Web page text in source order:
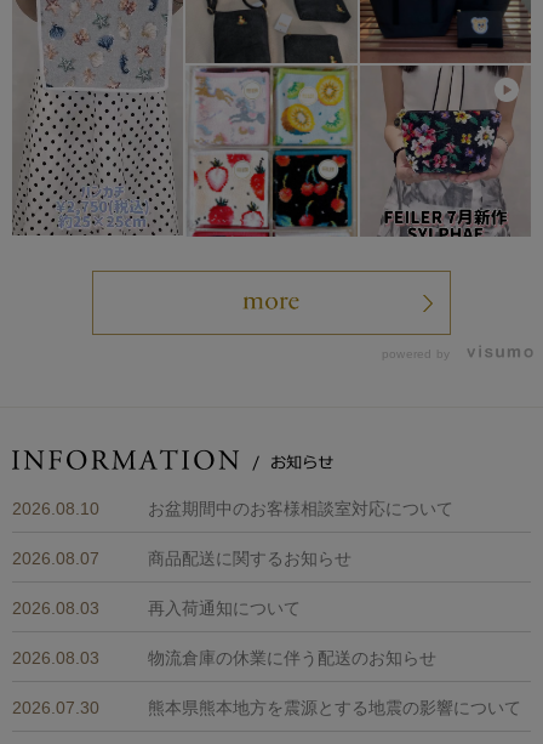
powered by
2026.08.10 お盆期間中のお客様相談室対応について
2026.08.07 商品配送に関するお知らせ
2026.08.03 再入荷通知について
2026.08.03 物流倉庫の休業に伴う配送のお知らせ
2026.07.30 熊本県熊本地方を震源とする地震の影響について